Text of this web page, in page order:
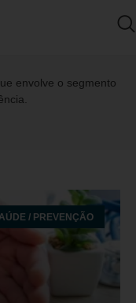
envolve o segmento
/ PREVENÇÃO